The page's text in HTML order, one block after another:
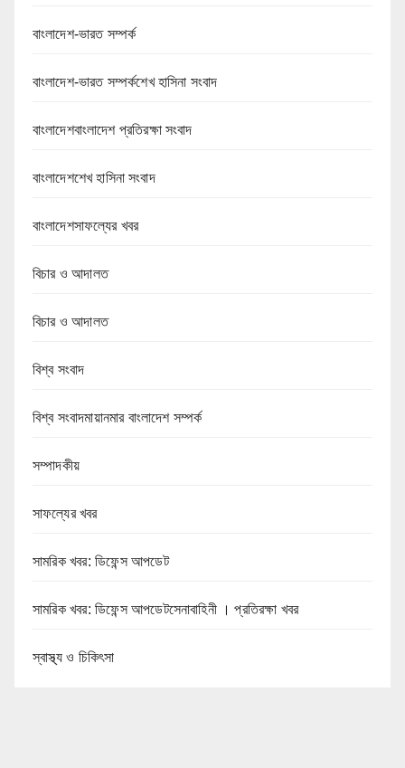
বাংলাদেশ-ভারত সম্পর্ক
বাংলাদেশ-ভারত সম্পর্কশেখ হাসিনা সংবাদ
বাংলাদেশবাংলাদেশ প্রতিরক্ষা সংবাদ
বাংলাদেশশেখ হাসিনা সংবাদ
বাংলাদেশসাফল্যের খবর
বিচার ও আদালত
বিচার ও আদালত
বিশ্ব সংবাদ
বিশ্ব সংবাদমায়ানমার বাংলাদেশ সম্পর্ক
সম্পাদকীয়
সাফল্যের খবর
সামরিক খবর: ডিফেন্স আপডেট
সামরিক খবর: ডিফেন্স আপডেটসেনাবাহিনী । প্রতিরক্ষা খবর
স্বাস্থ্য ও চিকিৎসা